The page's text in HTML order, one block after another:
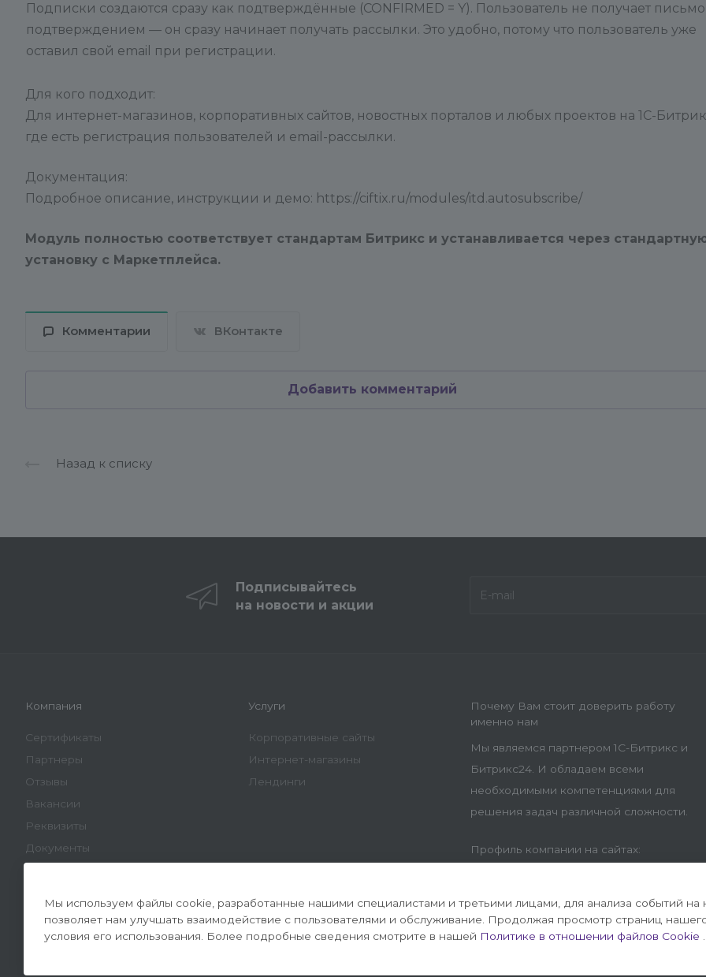
Подписки создаются сразу как подтверждённые (CONFIRMED = Y). Пользователь не получает
подтверждением — он сразу начинает получать рассылки. Это удобно, потому что пользователь уже
оставил свой email при регистрации.
Для кого подходит:
Для интернет-магазинов, корпоративных сайтов, новостных порталов и любых проектов на 1С-
где есть регистрация пользователей и email-рассылки.
Документация:
Подробное описание, инструкции и демо: https://ciftix.ru/modules/itd.autosubscribe/
Модуль полностью соответствует стандартам Битрикс и устанавливается через
установку с Маркетплейса.
Комментарии ВКонтакте
Добавить комментарий
Назад к списку
Подписывайтесь
на новости и акции
Компания
Сертификаты
Партнеры
Отзывы
Вакансии
Реквизиты
Документы
Услуги
Корпоративные сайты
Интернет-магазины
Лендинги
Почему Вам стоит доверить работу
именно нам
Мы являемся партнером 1С-Битрикс и
Битрикс24. И обладаем всеми
необходимыми компетенциями для
решения задач различной сложности.
Профиль компании на сайтах:
© 2026 Конверсайт - Разработка и продвижение сайтов на 1С-Битрикс Политика
Мы используем файлы cookie, разработанные нашими специалистами и третьими лицами, для анализа событий на
позволяет нам улучшать взаимодействие с пользователями и обслуживание. Продолжая просмотр страниц
условия его использования. Более подробные сведения смотрите в нашей Политике в отношении файлов Cookie